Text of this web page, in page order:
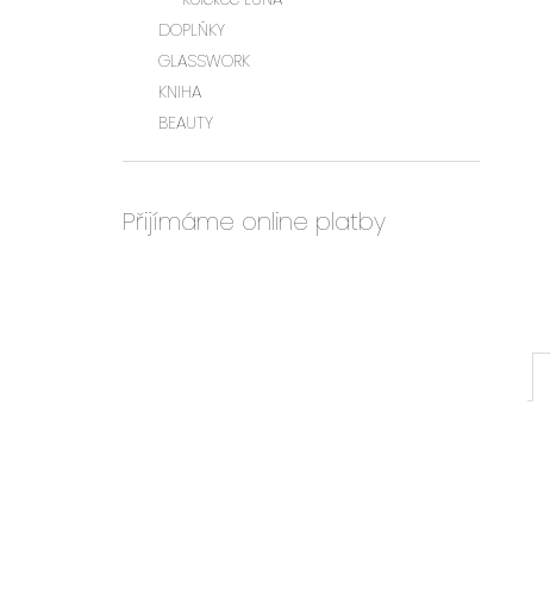
DOPLŇKY
GLASSWORK
KNIHA
BEAUTY
Přijímáme online platby